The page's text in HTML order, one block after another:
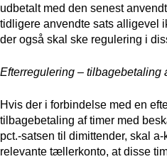
udbetalt med den senest
tidligere anvendte sats alligevel
der også skal ske regulering i
Efterregulering – tilbagebetaling
Hvis der i forbindelse med en
tilbagebetaling af timer med
pct.-satsen til dimittender, skal
relevante tællerkonto, at disse